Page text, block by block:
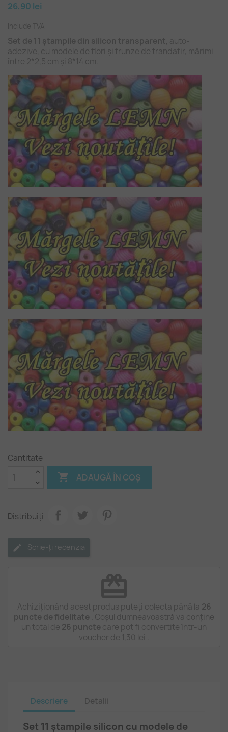
26,90 lei
Include TVA
Set de 11 ștampile din silicon transparent, auto-
adezive, cu modele de flori și frunze de trandafir, mărimi
între 2*2,5 cm și 8*14 cm.
Cantitate
 ADAUGĂ ÎN COȘ
Distribuiți
Scrie-ți recenzia
redeem
Achiziționând acest produs puteți colecta până la 26
puncte de fidelitate . Coșul dumneavoastră va conține
un total de 26 puncte care pot fi convertite într-un
voucher de 1,30 lei
Descriere Detalii
Set 11 ștampile silicon cu modele de